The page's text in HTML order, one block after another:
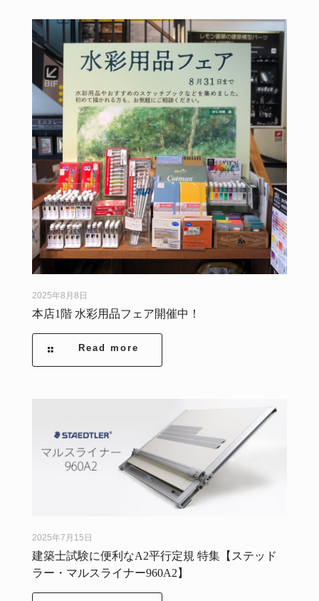
2025年8月8日
本店1階 水彩用品フェア開催中！
Read more
2025年7月15日
建築士試験に便利なA2平行定規 特集【ステッド
ラー・マルスライナー960A2】